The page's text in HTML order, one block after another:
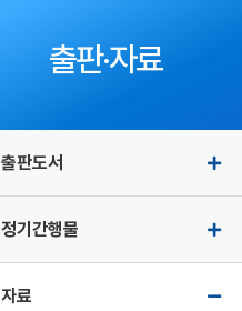
출판·자료
출판도서
정기간행물
자료